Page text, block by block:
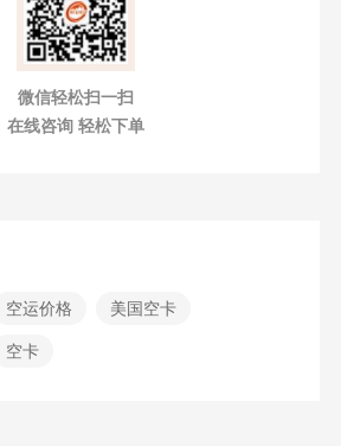
微信轻松扫一扫
在线咨询 轻松下单
空运价格 美国空卡
空卡